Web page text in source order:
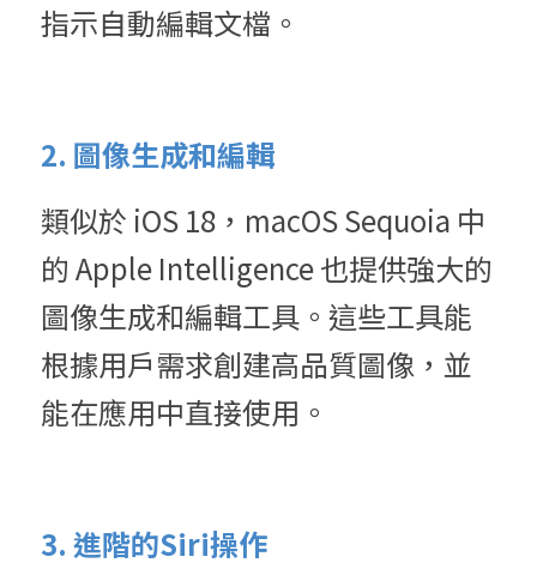
指示自動編輯文檔。
2. 圖像生成和編輯
類似於 iOS 18，macOS Sequoia 中
的 Apple Intelligence 也提供強大的
圖像生成和編輯工具。這些工具能
根據用戶需求創建高品質圖像，並
能在應用中直接使用。
3. 進階的Siri操作